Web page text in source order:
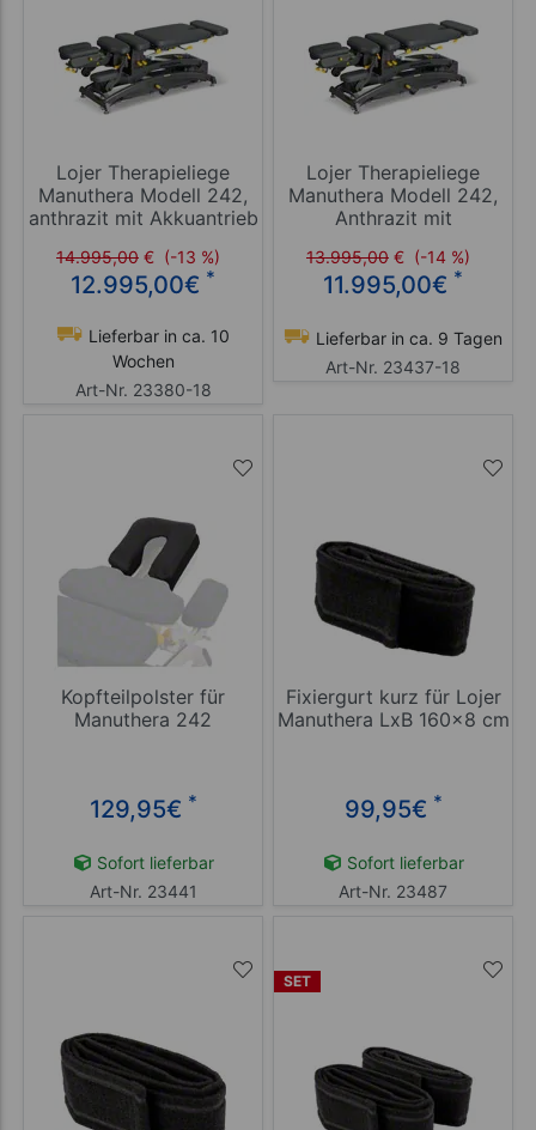
Lojer Therapieliege
Manuthera Modell 242,
anthrazit mit Akkuantrieb
14.995,00 € (-13 %)
12.995,00€ *
Lieferbar in ca. 10
Wochen
Art-Nr. 23380-18
Lojer Therapieliege
Manuthera Modell 242,
Anthrazit mit
13.995,00 € (-14 %)
11.995,00€ *
Lieferbar in ca. 9 Tagen
Art-Nr. 23437-18
Kopfteilpolster für
Manuthera 242
129,95€ *
Sofort lieferbar
Art-Nr. 23441
Fixiergurt kurz für Lojer
Manuthera LxB 160x8 cm
99,95€ *
Sofort lieferbar
Art-Nr. 23487
SET